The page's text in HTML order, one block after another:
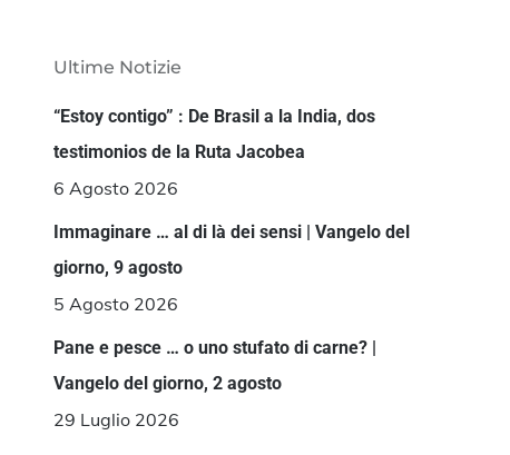
Ultime Notizie
“Estoy contigo” : De Brasil a la India, dos
testimonios de la Ruta Jacobea
6 Agosto 2026
Immaginare … al di là dei sensi | Vangelo del
giorno, 9 agosto
5 Agosto 2026
Pane e pesce … o uno stufato di carne? |
Vangelo del giorno, 2 agosto
29 Luglio 2026